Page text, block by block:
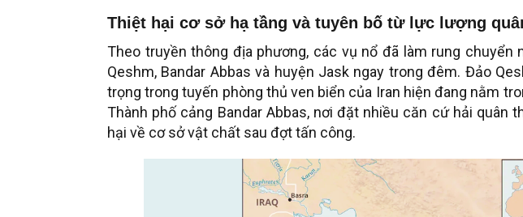
Thiệt hại cơ sở hạ tầng và tuyên bố từ lực lượng
Theo truyền thông địa phương, các vụ nổ đã làm rung
Qeshm, Bandar Abbas và huyện Jask ngay trong đêm. Đảo
trọng trong tuyến phòng thủ ven biển của Iran hiện đang nằm
Thành phố cảng Bandar Abbas, nơi đặt nhiều căn cứ hải quân
hại về cơ sở vật chất sau đợt tấn công.